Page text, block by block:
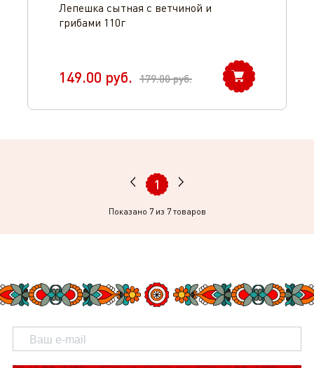
Лепешка сытная с ветчиной и
грибами 110г
149.00 руб. 179.00руб.
1
Показано 7из 7 товаров